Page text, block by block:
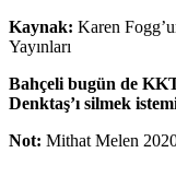
Kaynak: Karen
Yayınları
Bahçeli bugün de
Denktaş’ı silmek
Not: Mithat Melen